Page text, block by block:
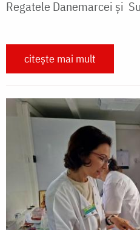
Regatele Danemarcei și
citește mai mult